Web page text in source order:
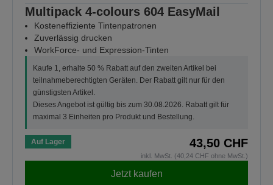
Multipack 4-colours 604 EasyMail
Kosteneffiziente Tintenpatronen
Zuverlässig drucken
WorkForce- und Expression-Tinten
Kaufe 1, erhalte 50 % Rabatt auf den zweiten Artikel bei
teilnahmeberechtigten Geräten. Der Rabatt gilt nur für den
günstigsten Artikel.
Dieses Angebot ist gültig bis zum 30.08.2026. Rabatt gilt für
maximal 3 Einheiten pro Produkt und Bestellung.
Auf Lager 43,50 CHF
inkl. MwSt. (40,24 CHF ohne MwSt.)
Jetzt kaufen